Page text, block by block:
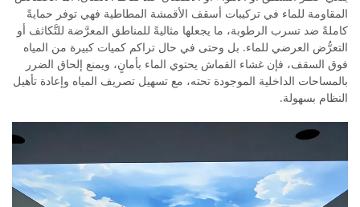
المقاومة للماء في تركيبات أسقف الأقمشة المطاطية فهي توفر حمايةً
كاملةً ضد تسرب الرطوبة، ما يجعلها مثاليةً للمناطق المعرَّضة للتَّكاثف أو
التعرُّض العرضي للماء. بل وحتى في حال تراكم كميات كبيرة من المياه
فوق السقف، فإن غشاء القماش يحتوي الماء بأمانٍ، ويمنع إلحاق الضرر
بالمساحات الداخلية الموجودة تحته، مع تسهيل تصريف المياه وإعادة تأهيل
النظام بسهولة.